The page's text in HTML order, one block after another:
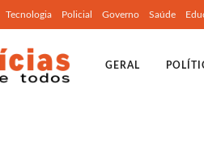
Tecnologia Policial Governo Saúde
GERAL